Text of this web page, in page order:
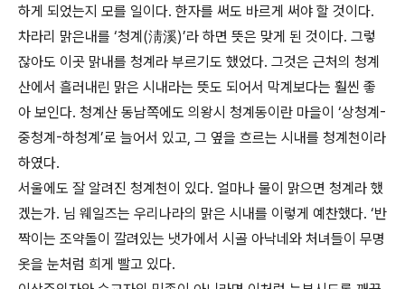
하게 되었는지 모를 일이다. 한자를 써도 바르게 써야 할 것이다.
차라리 맑은내를 ‘청계(淸溪)’라 하면 뜻은 맞게 된 것이다. 그렇
잖아도 이곳 맑내를 청계라 부르기도 했었다. 그것은 근처의 청계
산에서 흘러내린 맑은 시내라는 뜻도 되어서 막계보다는 훨씬 좋
아 보인다. 청계산 동남쪽에도 의왕시 청계동이란 마을이 ‘상청계-
중청계-하청계’로 늘어서 있고, 그 옆을 흐르는 시내를 청계천이라
하였다.
서울에도 잘 알려진 청계천이 있다. 얼마나 물이 맑으면 청계라 했
겠는가. 님 웨일즈는 우리나라의 맑은 시내를 이렇게 예찬했다. ‘반
짝이는 조약돌이 깔려있는 냇가에서 시골 아낙네와 처녀들이 무명
옷을 눈처럼 희게 빨고 있다.